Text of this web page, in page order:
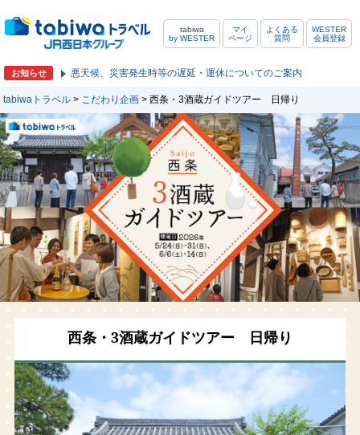
tabiwa
by WESTER
マイ
ページ
よくある
質問
WESTER
会員登録
お知らせ 悪天候、災害発生時等の遅延・運休についてのご案内
tabiwaトラベル > こだわり企画 > 西条・3酒蔵ガイドツアー 日帰り
西条・3酒蔵ガイドツアー 日帰り